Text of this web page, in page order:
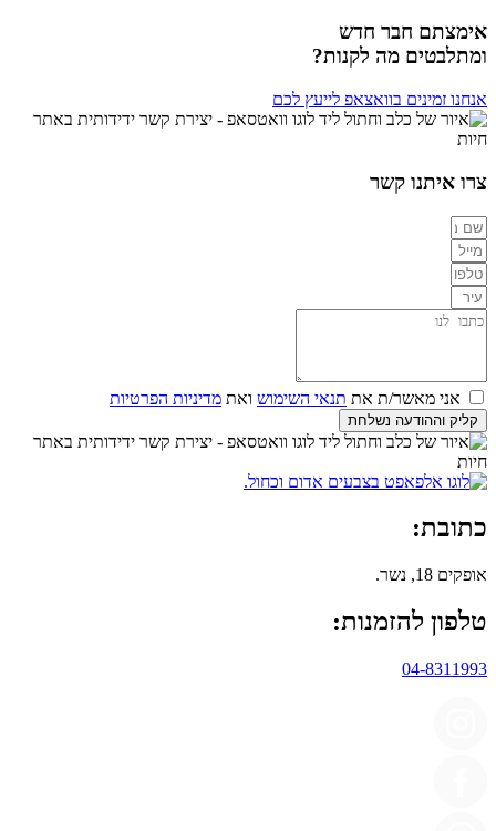
אימצתם חבר חדש
ומתלבטים מה לקנות?
אנחנו זמינים בוואצאפ לייעץ לכם
צרו איתנו קשר
אני מאשר/ת את תנאי השימוש ואת מדיניות הפרטיות
קליק וההודעה נשלחת
כתובת:
אופקים 18, נשר.
טלפון להזמנות:
04-8311993